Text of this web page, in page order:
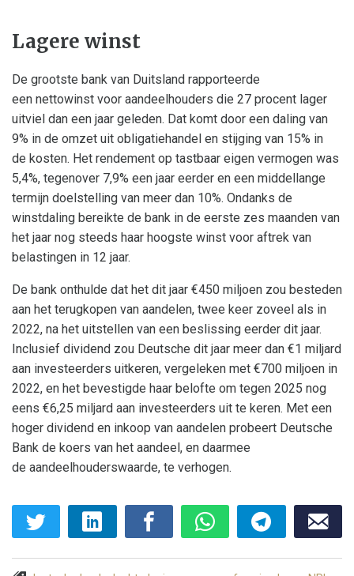
Lagere winst
De grootste bank van Duitsland rapporteerde
een nettowinst voor aandeelhouders die 27 procent lager
uitviel dan een jaar geleden. Dat komt door een daling van
9% in de omzet uit obligatiehandel en stijging van 15% in
de kosten. Het rendement op tastbaar eigen vermogen was
5,4%, tegenover 7,9% een jaar eerder en een middellange
termijn doelstelling van meer dan 10%. Ondanks de
winstdaling bereikte de bank in de eerste zes maanden van
het jaar nog steeds haar hoogste winst voor aftrek van
belastingen in 12 jaar.
De bank onthulde dat het dit jaar €450 miljoen zou besteden
aan het terugkopen van aandelen, twee keer zoveel als in
2022, na het uitstellen van een beslissing eerder dit jaar.
Inclusief dividend zou Deutsche dit jaar meer dan €1 miljard
aan investeerders uitkeren, vergeleken met €700 miljoen in
2022, en het bevestigde haar belofte om tegen 2025 nog
eens €6,25 miljard aan investeerders uit te keren. Met een
hoger dividend en inkoop van aandelen probeert Deutsche
Bank de koers van het aandeel, en daarmee
de aandeelhouderswaarde, te verhogen.